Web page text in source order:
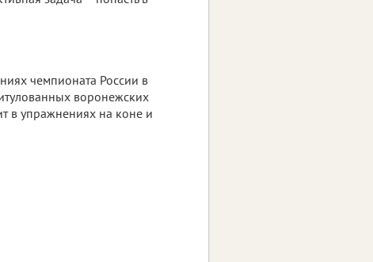
чемпионата России в
воронежских
в упражнениях на коне и